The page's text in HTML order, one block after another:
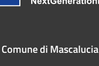
Comune di Mascalucia